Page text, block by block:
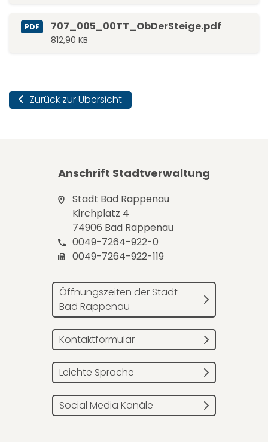
PDF 707_005_00TT_ObDerSteige.pdf
812,90 KB
Zurück zur Übersicht
Anschrift Stadtverwaltung
Stadt Bad Rappenau
Kirchplatz 4
74906 Bad Rappenau
0049-7264-922-0
0049-7264-922-119
Öffnungszeiten der Stadt
Bad Rappenau
Kontaktformular
Leichte Sprache
Social Media Kanäle